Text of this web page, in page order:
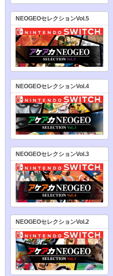
NEOGEOセレクションVol.5
NEOGEOセレクションVol.4
NEOGEOセレクションVol.3
NEOGEOセレクションVol.2